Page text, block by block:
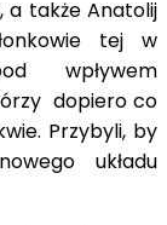
a także Anatolij
tej w
wpływem
dopiero co
Przybyli, by
układu